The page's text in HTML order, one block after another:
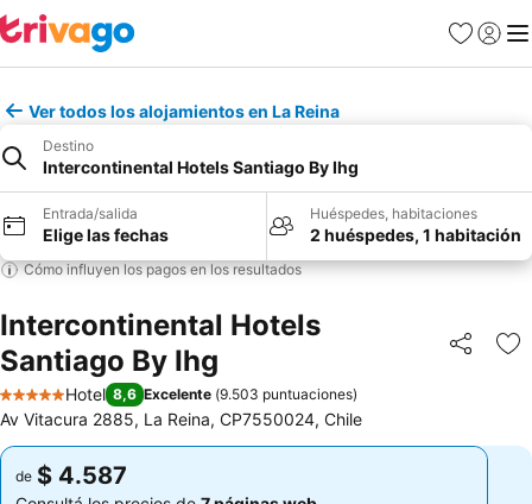
Favoritos
Iniciar
Ver todos los alojamientos en La Reina
Destino
Intercontinental Hotels Santiago By Ihg
Entrada/salida
Elige las fechas
Huéspedes, habitaciones
2 huéspedes, 1 habitación
Cómo influyen los pagos en los resultados
Intercontinental Hotels
Santiago By Ihg
Compartir
5 Estrellas
Hotel 8,6 Excelente (9.503 puntuaciones)
Av Vitacura 2885, La Reina, CP7550024, Chile
de $ 4.587
de $ 4.587